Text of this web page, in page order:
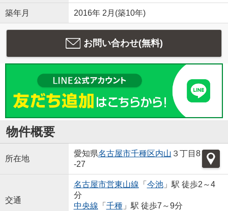
築年月 2016年 2月(築10年)
お問い合わせ(無料)
物件概要
所在地
愛知県名古屋市千種区内山 ３丁目8
-27
交通
名古屋市営東山線 「 今池」駅 徒歩2～4
分
中央線 「 千種」駅 徒歩7～9分